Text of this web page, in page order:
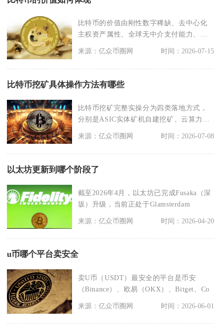
比特币的价值由刚性数字稀缺、去中心化
主权资产属性、全球无中介支付能力、规
模化市场共识与机构
来源：亿众币圈网 时间：2026-07-15
比特币挖矿具体操作方法有哪些
比特币挖矿完整实操分为四类落地方式，
分别是ASIC实体矿机自建挖矿、云算力托
来源：亿众币圈网 时间：2026-07-08
以太坊更新到哪个阶段了
截至2026年4月，以太坊已完成Fusaka（深
坂）升级，当前正处于Glamsterdam
来源：亿众币圈网 时间：2026-04-20
u币哪个平台卖安全
卖U币（USDT）最安全的平台是币安
（Binance）、欧易（OKX）、Bitget、Co
来源：亿众币圈网 时间：2026-06-01